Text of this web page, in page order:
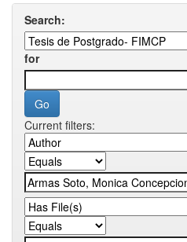
Search:
for
Current filters: